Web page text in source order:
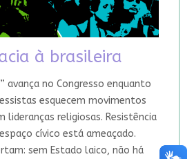
à brasileira
avança no Congresso enquanto
esquecem movimentos
lideranças religiosas. Resistência
cívico está ameaçado.
sem Estado laico, não há